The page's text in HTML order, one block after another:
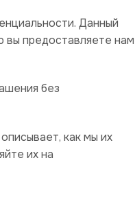
Данный
вы предоставляете нам
без
как мы их
их на